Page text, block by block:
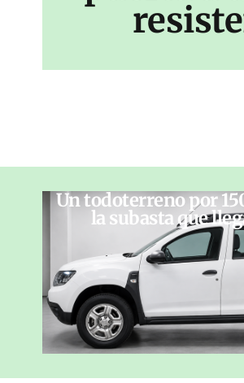
Un todoterreno por
la subasta que